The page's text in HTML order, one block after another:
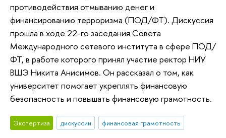
противодействия отмыванию денег и
финансированию терроризма (ПОД/ФТ). Дискуссия
прошла в ходе 22-го заседания Совета
Международного сетевого института в сфере ПОД/
ФТ, в работе которого принял участие ректор НИУ
ВШЭ Никита Анисимов. Он рассказал о том, как
университет помогает укреплять финансовую
безопасность и повышать финансовую грамотность.
Экспертиза дискуссии финансовая грамотность